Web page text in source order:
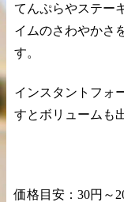
てんぷらやステー
イムのさわやかさ
す。
インスタントフォ
すとボリュームも
価格目安：30円～